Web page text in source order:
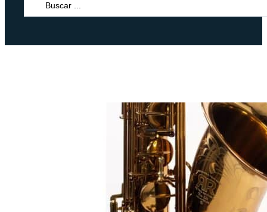
...